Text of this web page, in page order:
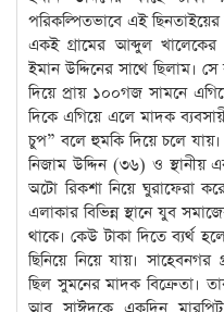
পরিকল্পিতভাবে এই ছিনতাইয়ের
একই গ্রামের আব্দুল
ইমান উদ্দিনের সাথে ছিলাম।
দিয়ে প্রায় ১০০গজ সামনে
দিকে এগিয়ে এলে মাদক
চুপ” বলে হুমকি দিয়ে চলে যায়।
নিজাম উদ্দিন (৩৬) ও স্থানীয়
অটো রিকশা নিয়ে ঘুরাফেরা
এলাকার বিভিন্ন স্থানে যুব
থাকে। কেউ টাকা দিতে ব্যর্থ
ছিনিয়ে নিয়ে যায়।
ছিল সুমনের মাদক বিক্রেতা।